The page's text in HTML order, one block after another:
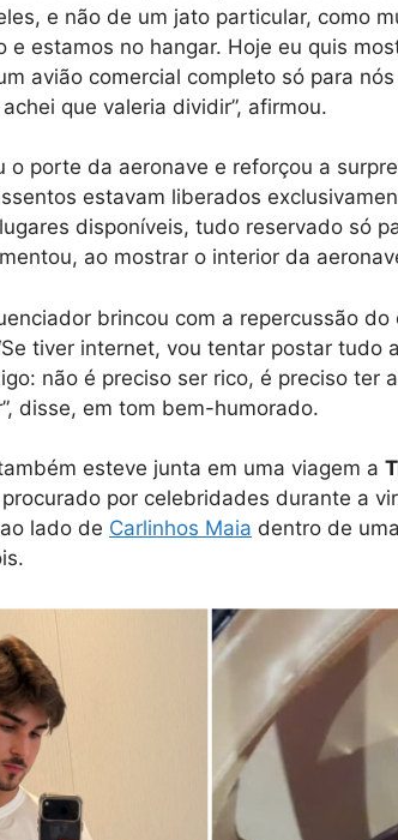
e não de um jato particular, como
e estamos no hangar. Hoje eu quis
avião comercial completo só para
que valeria dividir”, afirmou.
o porte da aeronave e reforçou a
estavam liberados
disponíveis, tudo reservado só
ao mostrar o interior da
brincou com a repercussão
tiver internet, vou tentar postar tudo
não é preciso ser rico, é preciso ter
disse, em tom bem-humorado.
esteve junta em uma viagem a
por celebridades durante a
lado de Carlinhos Maia dentro de